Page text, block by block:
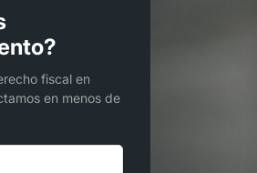
fiscal en
en menos de